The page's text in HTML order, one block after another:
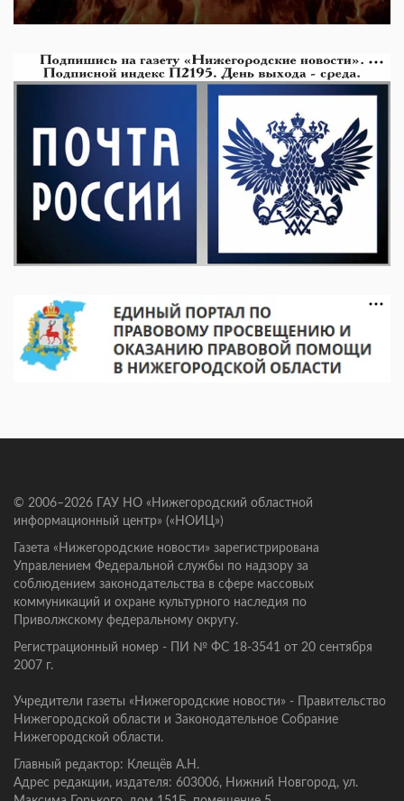
© 2006–2026 ГАУ НО «Нижегородский областной
информационный центр» («НОИЦ»)
Газета «Нижегородские новости» зарегистрирована
Управлением Федеральной службы по надзору за
соблюдением законодательства в сфере массовых
коммуникаций и охране культурного наследия по
Приволжскому федеральному округу.
Регистрационный номер - ПИ № ФС 18-3541 от 20 сентября
2007 г.
Учредители газеты «Нижегородские новости» - Правительство
Нижегородской области и Законодательное Собрание
Нижегородской области.
Главный редактор: Клещёв А.Н.
Адрес редакции, издателя: 603006, Нижний Новгород, ул.